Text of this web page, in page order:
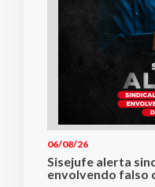
06/08/26
Sisejufe alerta
envolvendo falso